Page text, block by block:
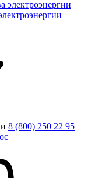
8 (800) 250 22 95